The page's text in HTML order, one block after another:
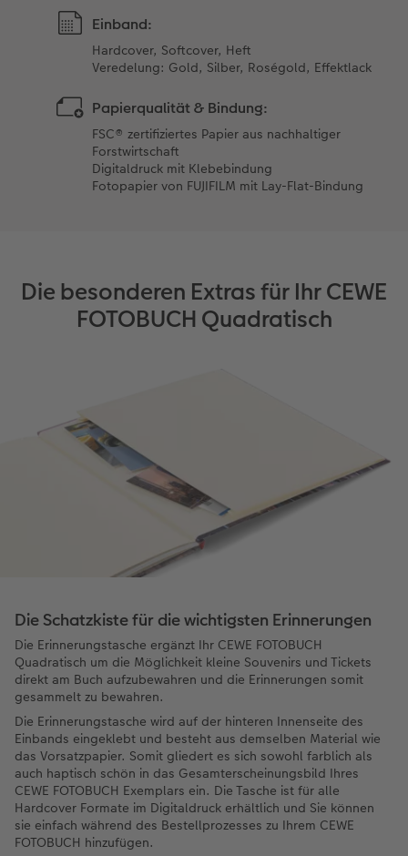
Einband:
Hardcover, Softcover, Heft
Veredelung: Gold, Silber, Roségold, Effektlack
Papierqualität & Bindung:
FSC® zertifiziertes Papier aus nachhaltiger
Forstwirtschaft
Digitaldruck mit Klebebindung
Fotopapier von FUJIFILM mit Lay-Flat-Bindung
Die besonderen Extras für Ihr CEWE
FOTOBUCH Quadratisch
Die Schatzkiste für die wichtigsten Erinnerungen
Die Erinnerungstasche ergänzt Ihr CEWE FOTOBUCH
Quadratisch um die Möglichkeit kleine Souvenirs und Tickets
direkt am Buch aufzubewahren und die Erinnerungen somit
gesammelt zu bewahren.
Die Erinnerungstasche wird auf der hinteren Innenseite des
Einbands eingeklebt und besteht aus demselben Material wie
das Vorsatzpapier. Somit gliedert es sich sowohl farblich als
auch haptisch schön in das Gesamterscheinungsbild Ihres
CEWE FOTOBUCH Exemplars ein. Die Tasche ist für alle
Hardcover Formate im Digitaldruck erhältlich und Sie können
sie einfach während des Bestellprozesses zu Ihrem CEWE
FOTOBUCH hinzufügen.